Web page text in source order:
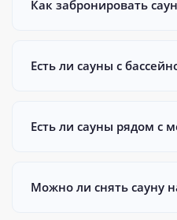
Как забронировать
Есть ли сауны с
Есть ли сауны рядом с
Можно ли снять сауну